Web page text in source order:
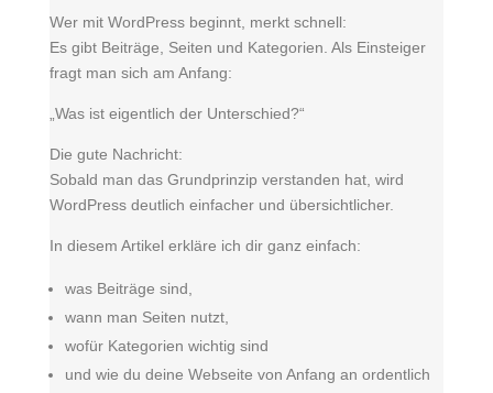
Wer mit WordPress beginnt, merkt schnell:
Es gibt Beiträge, Seiten und Kategorien. Als Einsteiger
fragt man sich am Anfang:
„Was ist eigentlich der Unterschied?“
Die gute Nachricht:
Sobald man das Grundprinzip verstanden hat, wird
WordPress deutlich einfacher und übersichtlicher.
In diesem Artikel erkläre ich dir ganz einfach:
was Beiträge sind,
wann man Seiten nutzt,
wofür Kategorien wichtig sind
und wie du deine Webseite von Anfang an ordentlich